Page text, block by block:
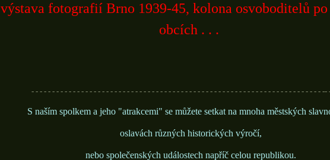
výstava fotografií Brno 1939-45, kolona osvoboditelů
obcích . . .
- - - - - - - - - - - - - - - - - - - - - - - - - - - - - - - - - - - - - - - - - - - - - - - - - - - - - - - - - - - - - - - - - - - - - - --
S naším spolkem a jeho "atrakcemi" se můžete setkat na mnoha městských
oslavách různých historických výročí,
nebo společenských událostech napříč celou republikou.